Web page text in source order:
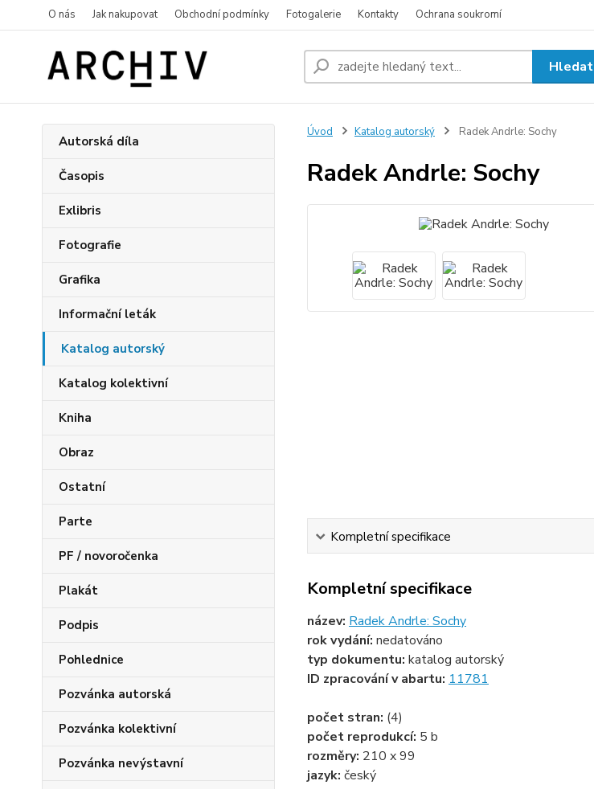
O nás Jak nakupovat Obchodní podmínky Fotogalerie Kontakty Ochrana soukromí
Hledat
Autorská díla
Časopis
Exlibris
Fotografie
Grafika
Informační leták
Katalog autorský
Katalog kolektivní
Kniha
Obraz
Ostatní
Parte
PF / novoročenka
Plakát
Podpis
Pohlednice
Pozvánka autorská
Pozvánka kolektivní
Pozvánka nevýstavní
Úvod Katalog autorský Radek Andrle: Sochy
Radek Andrle: Sochy
Kompletní specifikace
Kompletní specifikace
název: Radek Andrle: Sochy
rok vydání: nedatováno
typ dokumentu: katalog autorský
ID zpracování v abartu: 11781
počet stran: (4)
počet reprodukcí: 5 b
rozměry: 210 x 99
jazyk: český